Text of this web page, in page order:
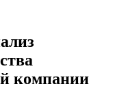
компании